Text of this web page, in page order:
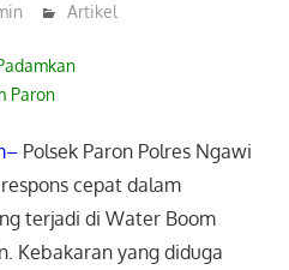
Artikel
Paron
Polsek Paron Polres Ngawi
cepat dalam
terjadi di Water Boom
Kebakaran yang diduga